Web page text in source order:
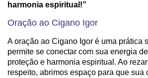
harmonia espiritual!”
Oração ao Cigano Igor
A oração ao Cigano Igor é uma prática
permite se conectar com sua energia
proteção e harmonia espiritual. Ao
respeito, abrimos espaço para que sua